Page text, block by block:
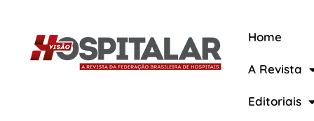
Home
A Revista
Editoriais